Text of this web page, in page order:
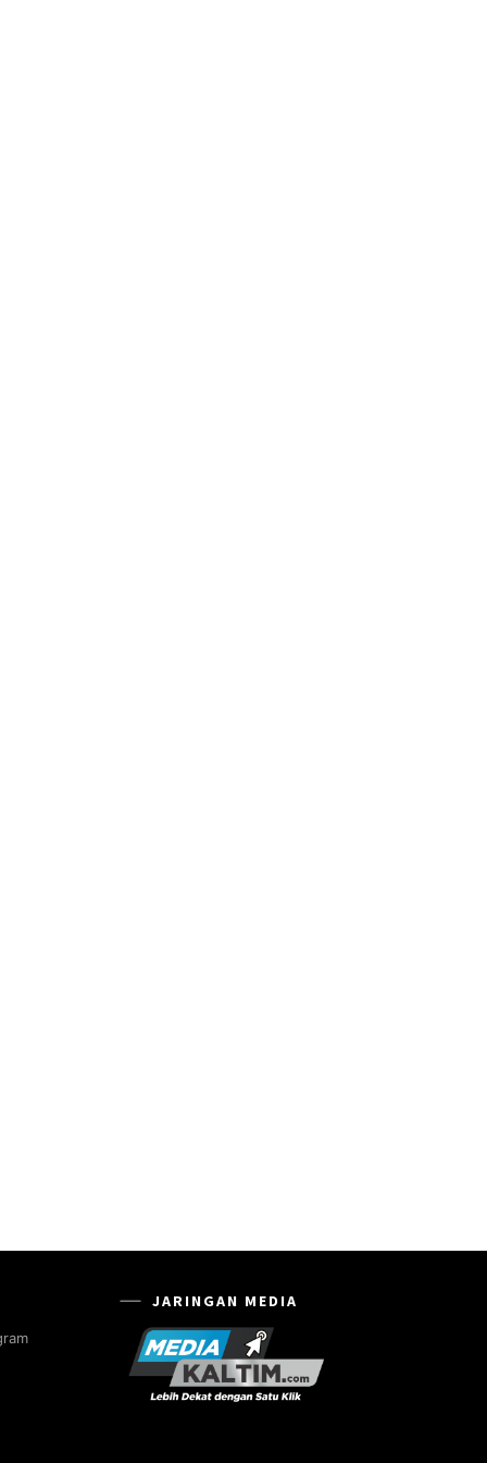
JARINGAN MEDIA